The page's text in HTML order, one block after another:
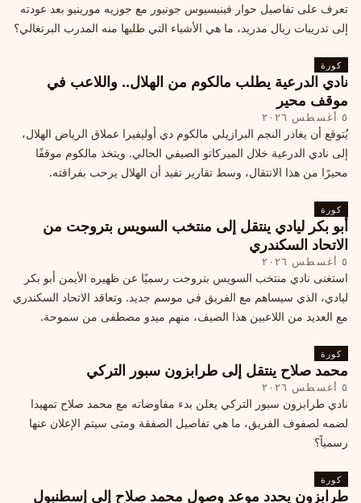
تعرف على تفاصيل حوار فينيسيوس جونيور مع جوزيه مورينيو بعد عودته
إلى تدريبات ريال مدريد، ما هي الأشياء التي طلبها منه المدرب البرتغالي؟
كورة
نادي الدرعية يطلب مالكوم من الهلال.. واللاعب في
موقف محير
٥ أغسطس ٢٠٢٦
يُتوقع أن يغادر النجم البرازيلي مالكوم دي أوليفيرا عملاق الرياض الهلال،
إلى نادي الدرعية خلال الميركاتو الصيفي الحالي. ويتخذ مالكوم موقفًا
محيرًا من هذا الانتقال، وسط تقارير تفيد أن الهلال يرحب بفراقته.
كورة
أبو بكر ليادي ينتقل إلى منتخب السويس بتروجت من
الاتحاد السكندري
٥ أغسطس ٢٠٢٦
استغنى نادي منتخب السويس بتروجت رسميًا عن ظهيره الأيمن أبو بكر
ليادي، الذي سيساهم مع الفريق في موسم جديد. وتعاقد الاتحاد السكندري
مع العديد من اللاعبين هذا الصيف، منهم ميدو مصطفى من سموحة.
كورة
محمد صلاح ينتقل إلى طرابزون سبور التركي
٥ أغسطس ٢٠٢٦
نادي طرابزون سبور التركي يعلن بدء مفاوضاته مع محمد صلاح تمهيدا
لضمه لصفوف الفريق، ما هي تفاصيل الصفقة ومتى سيتم الإعلان عنها
رسمياً؟
كورة
طرابزون يحدد موعد وصول محمد صلاح إلى إسطنبول